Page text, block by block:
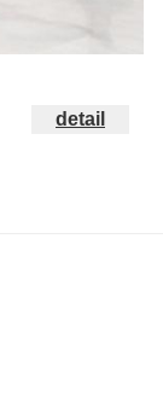
detail